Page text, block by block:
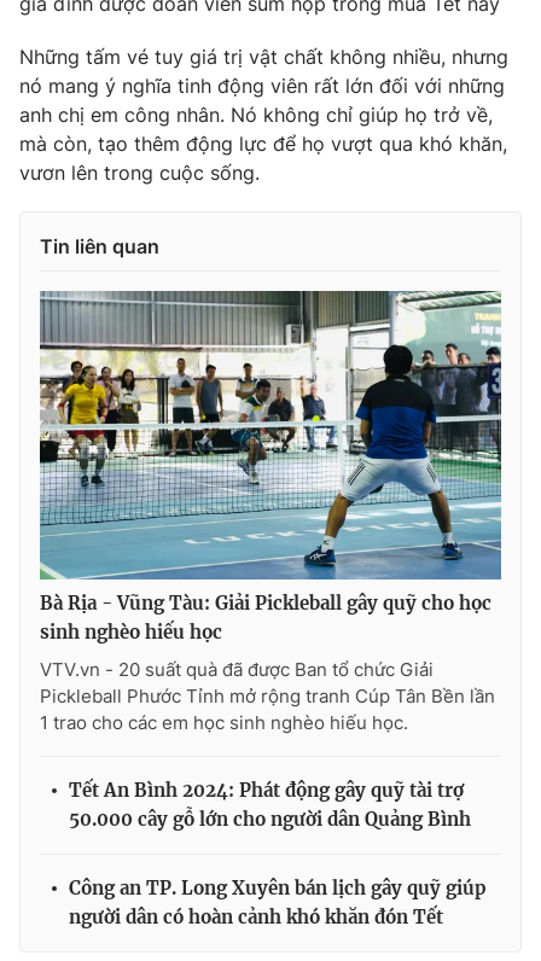
Những tấm vé tuy giá trị vật chất không nhiều, nhưng
nó mang ý nghĩa tinh động viên rất lớn đối với những
anh chị em công nhân. Nó không chỉ giúp họ trở về,
mà còn, tạo thêm động lực để họ vượt qua khó khăn,
vươn lên trong cuộc sống.
Tin liên quan
Bà Rịa - Vũng Tàu: Giải Pickleball gây quỹ cho học
sinh nghèo hiếu học
VTV.vn - 20 suất quà đã được Ban tổ chức Giải
Pickleball Phước Tỉnh mở rộng tranh Cúp Tân Bền lần
1 trao cho các em học sinh nghèo hiếu học.
Tết An Bình 2024: Phát động gây quỹ tài trợ
50.000 cây gỗ lớn cho người dân Quảng Bình
Công an TP. Long Xuyên bán lịch gây quỹ giúp
người dân có hoàn cảnh khó khăn đón Tết